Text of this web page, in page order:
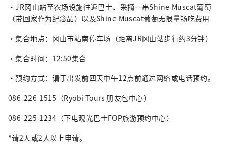
・JR冈山站至农场设施往返巴士、采摘一串Shine Muscat葡萄
（带回家作为纪念品）以及Shine Muscat葡萄无限量畅吃费用
・集合地点：冈山市站南停车场（距离JR冈山站步行约3分钟）
・集合时间：12:50集合
・预约方式：请于出发前四天中午12点前通过网络或电话预约。
086-226-1515（Ryobi Tours 朋友包中心）
086-225-1234（下电观光巴士FOP旅游预约中心）
*请2人或2人以上申请。